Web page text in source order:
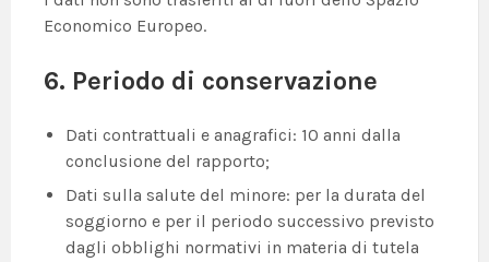
Economico Europeo.
6. Periodo di conservazione
Dati contrattuali e anagrafici: 10 anni dalla
conclusione del rapporto;
Dati sulla salute del minore: per la durata del
soggiorno e per il periodo successivo previsto
dagli obblighi normativi in materia di tutela